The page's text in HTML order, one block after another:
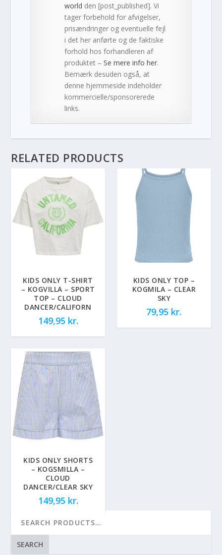
world den [post_published]. Vi
tager forbehold for afvigelser,
prisændringer og eventuelle fejl
i det her anførte og de faktiske
forhold hos forhandleren af
produktet –Se mere info her.
Bemærk desuden også, at
denne hjemmeside indeholder
kommercielle/sponsorerede
links.
RELATED PRODUCTS
KIDS ONLY T-SHIRT
– KOGVILLA – SPORT
TOP – CLOUD
DANCER/CALIFORN
149,95 kr.
KIDS ONLY TOP –
KOGMILA – CLEAR
SKY
79,95 kr.
KIDS ONLY SHORTS
– KOGSMILLA –
CLOUD
DANCER/CLEAR SKY
149,95 kr.
SEARCH